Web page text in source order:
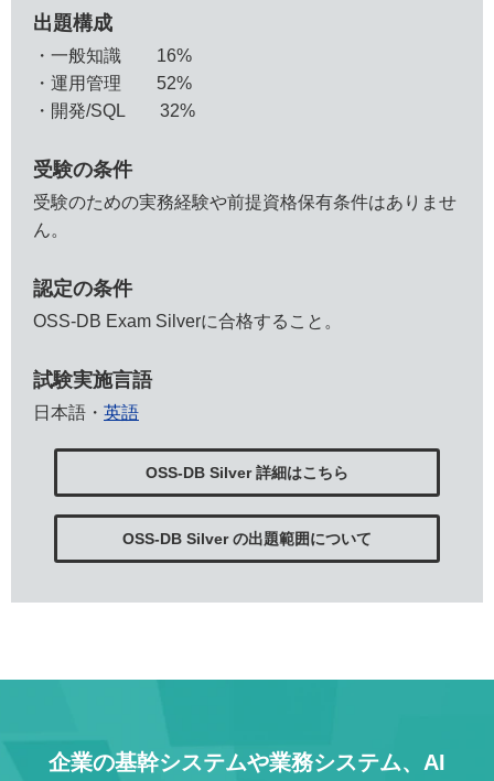
出題構成
一般知識 16%
運用管理 52%
開発/SQL 32%
受験の条件
受験のための実務経験や前提資格保有条件はありませ
ん。
認定の条件
OSS-DB Exam Silverに合格すること。
試験実施言語
日本語・ 英語
OSS-DB Silver 詳細はこちら
OSS-DB Silver の出題範囲について
企業の基幹システムや業務システム、AI